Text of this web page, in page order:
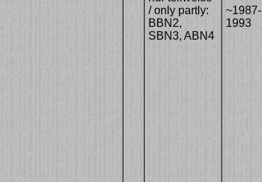
/ only partly:
BBN2,
SBN3, ABN4
~1987-
1993